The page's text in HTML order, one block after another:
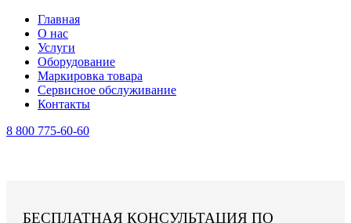
Главная
О нас
Услуги
Оборудование
Маркировка товара
Сервисное обслуживание
Контакты
8 800 775-60-60
БЕСПЛАТНАЯ КОНСУЛЬТАЦИЯ ПО